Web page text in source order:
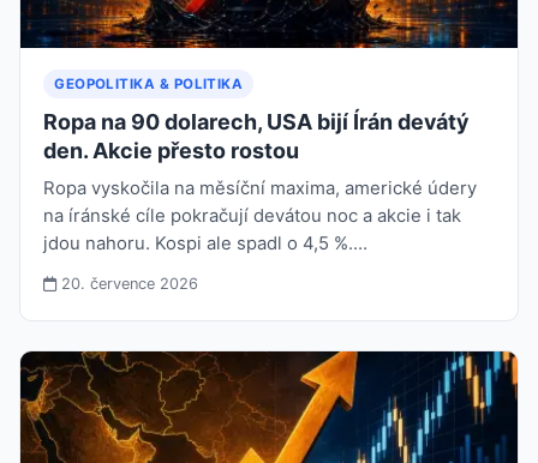
GEOPOLITIKA & POLITIKA
Ropa na 90 dolarech, USA bijí Írán devátý
den. Akcie přesto rostou
Ropa vyskočila na měsíční maxima, americké údery
na íránské cíle pokračují devátou noc a akcie i tak
jdou nahoru. Kospi ale spadl o 4,5 %.…
20. července 2026